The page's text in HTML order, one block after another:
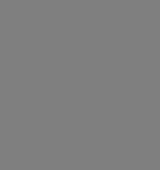
par encliquetage. Utilisez le